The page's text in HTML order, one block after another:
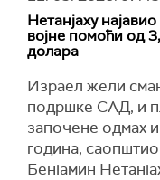
народа", поручио
(Al Jazeera,
ИДФ наводи да је
био део шире
коришћена за
тог тунела
које израелска
користили
у Кан Јунису.
(Times of Israel)
Нетанјаху
војне помоћи од
долара
Израел жели
подршке САД, и
започене одмах
година,
Бенјамин